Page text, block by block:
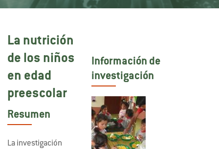
La nutrición
de los niños
en edad
preescolar
Resumen
La investigación
Información de
investigación